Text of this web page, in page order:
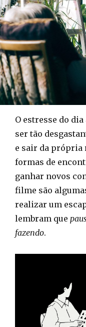
O estresse do
ser tão
e sair da própria
formas de
ganhar novos
filme são
realizar um
lembram que
fazendo.